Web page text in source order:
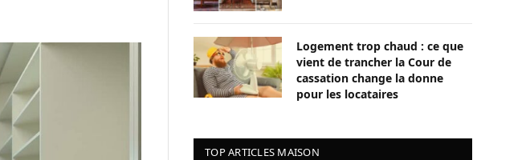
Logement trop chaud : ce que
vient de trancher la Cour de
cassation change la donne
pour les locataires
TOP ARTICLES MAISON